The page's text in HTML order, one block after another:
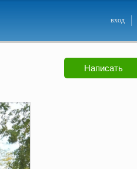
вход
Написать